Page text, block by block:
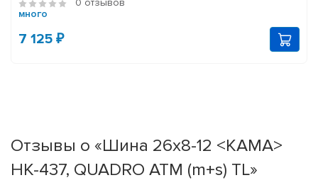
0 отзывов
много
7 125 ₽
Отзывы о «Шина 26х8-12 <КАМА>
НК-437, QUADRO ATM (m+s) TL»